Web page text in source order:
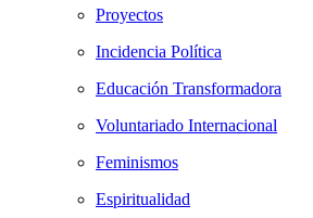
Proyectos
Incidencia Política
Educación Transformadora
Voluntariado Internacional
Feminismos
Espiritualidad